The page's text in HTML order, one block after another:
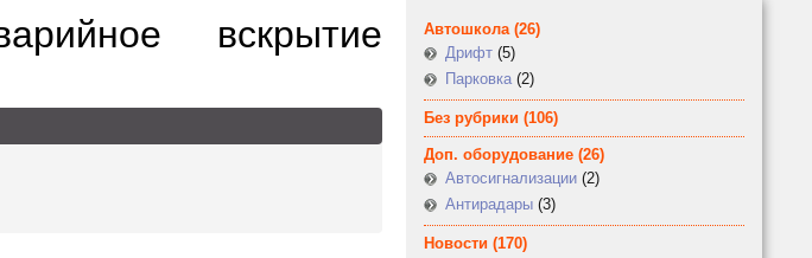
вскрытие
Автошкола(26)
Дрифт (5)
Парковка (2)
Без рубрики (106)
Доп. оборудование (26)
Автосигнализации (2)
Антирадары (3)
Новости (170)